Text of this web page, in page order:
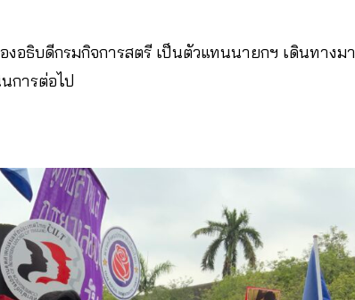
อธิบดีกรมกิจการสตรี เป็นตัวแทนนายกฯ เดินทางม
การต่อไป